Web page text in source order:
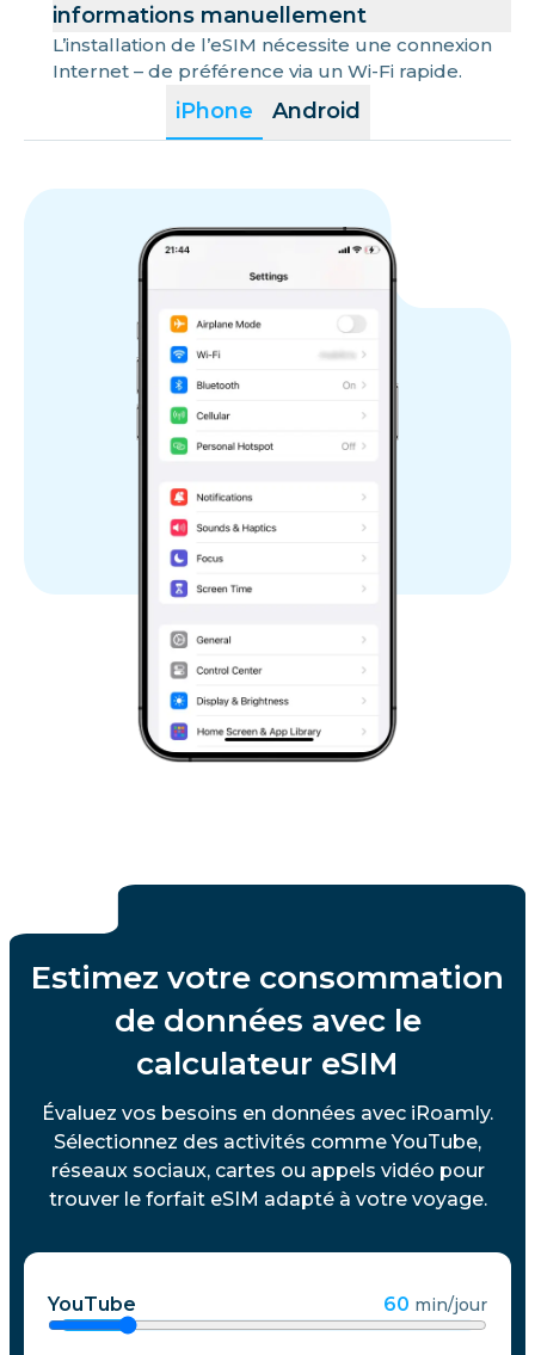
iPhone Android
informations manuellement
L’installation de l’eSIM nécessite une connexion
Internet – de préférence via un Wi-Fi rapide.
Estimez votre consommation
de données avec le
calculateur eSIM
Évaluez vos besoins en données avec iRoamly.
Sélectionnez des activités comme YouTube,
réseaux sociaux, cartes ou appels vidéo pour
trouver le forfait eSIM adapté à votre voyage.
YouTube 60 min/jour